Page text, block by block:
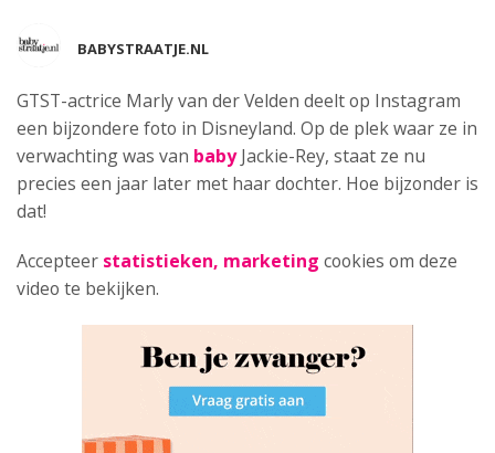
BABYSTRAATJE.NL
GTST-actrice Marly van der Velden deelt op Instagram
een bijzondere foto in Disneyland. Op de plek waar ze in
verwachting was van babyJackie-Rey, staat ze nu
precies een jaar later met haar dochter. Hoe bijzonder is
dat!
Accepteer statistieken, marketing cookies om deze
video te bekijken.